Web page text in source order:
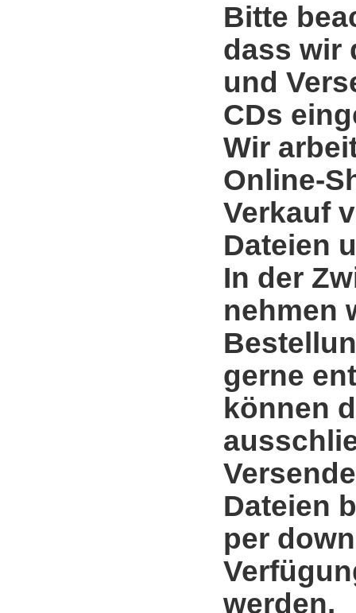
Bitte
dass wir
und
CDs
Wir
Online-
Verkauf
Dateien
In der
nehmen
gerne
können
Dateien
per
werden.